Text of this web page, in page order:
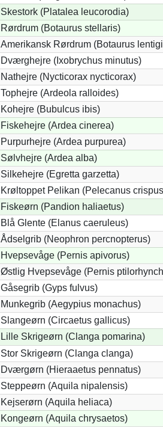
Skestork (Platalea leucorodia)
Rørdrum (Botaurus stellaris)
Amerikansk Rørdrum (Botaurus
Dværghejre (Ixobrychus minutus)
Nathejre (Nycticorax nycticorax)
Tophejre (Ardeola ralloides)
Kohejre (Bubulcus ibis)
Fiskehejre (Ardea cinerea)
Purpurhejre (Ardea purpurea)
Sølvhejre (Ardea alba)
Silkehejre (Egretta garzetta)
Krøltoppet Pelikan (Pelecanus
Fiskeørn (Pandion haliaetus)
Blå Glente (Elanus caeruleus)
Ådselgrib (Neophron percnopterus)
Hvepsevåge (Pernis apivorus)
Østlig Hvepsevåge (Pernis
Gåsegrib (Gyps fulvus)
Munkegrib (Aegypius monachus)
Slangeørn (Circaetus gallicus)
Lille Skrigeørn (Clanga pomarina)
Stor Skrigeørn (Clanga clanga)
Dværgørn (Hieraaetus pennatus)
Steppeørn (Aquila nipalensis)
Kejserørn (Aquila heliaca)
Kongeørn (Aquila chrysaetos)